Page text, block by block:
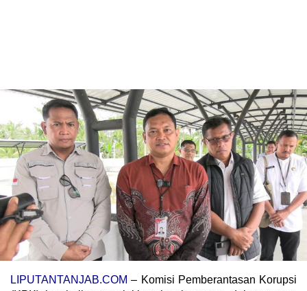
LIPUTANTANJAB.COM – Komisi Pemberantasan Korupsi